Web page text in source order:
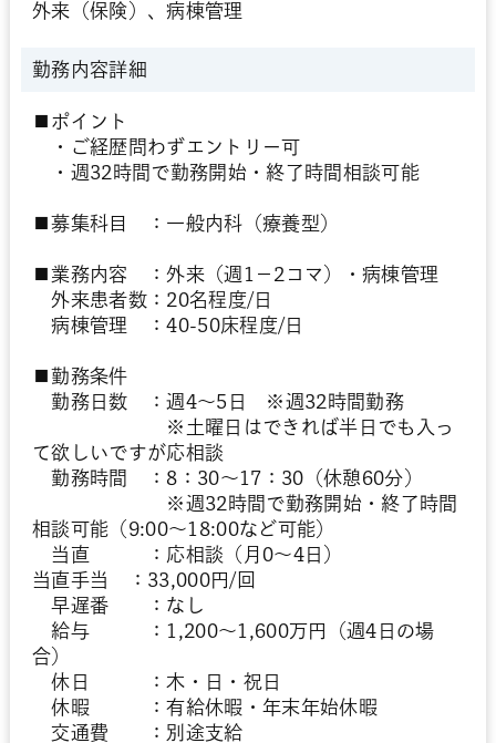
外来（保険）、病棟管理
勤務内容詳細
■ポイント
・ご経歴問わずエントリー可
・週32時間で勤務開始・終了時間相談可能
■募集科目 ：一般内科（療養型）
■業務内容 ：外来（週1－2コマ）・病棟管理
外来患者数：20名程度/日
病棟管理 ：40-50床程度/日
■勤務条件
勤務日数 ：週4～5日 ※週32時間勤務
※土曜日はできれば半日でも入っ
て欲しいですが応相談
勤務時間 ：8：30～17：30（休憩60分）
※週32時間で勤務開始・終了時間
相談可能（9:00～18:00など可能）
当直 ：応相談（月0～4日）
当直手当 ：33,000円/回
早遅番 ：なし
給与 ：1,200～1,600万円（週4日の場
合）
休日 ：木・日・祝日
休暇 ：有給休暇・年末年始休暇
交通費 ：別途支給